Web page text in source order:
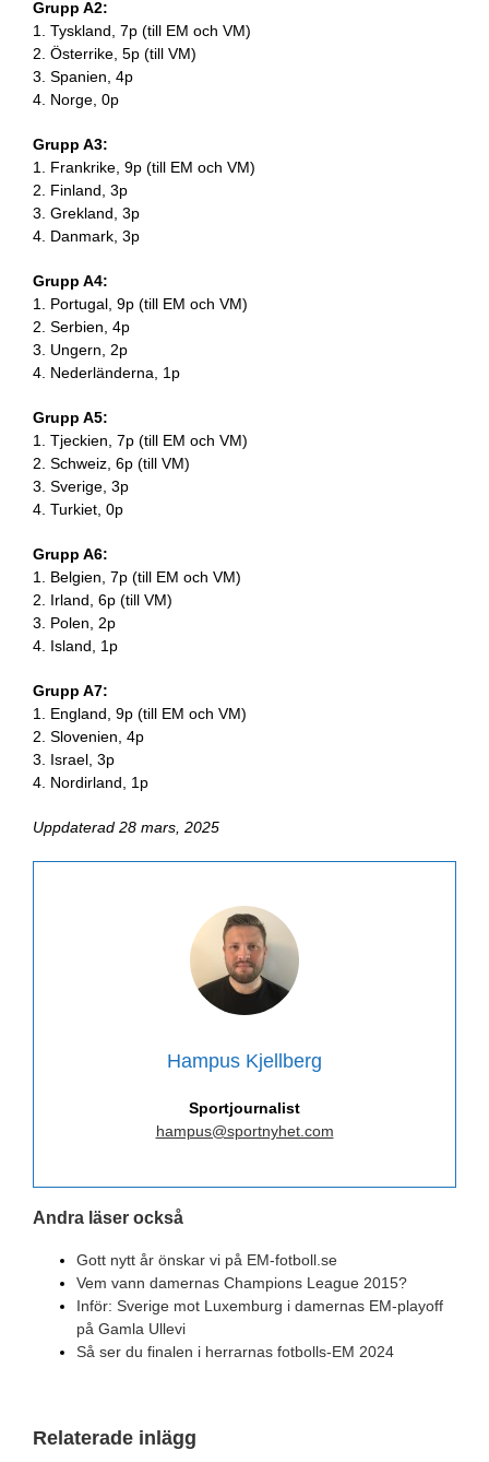
Grupp A2:
1. Tyskland, 7p (till EM och VM)
2. Österrike, 5p (till VM)
3. Spanien, 4p
4. Norge, 0p
Grupp A3:
1. Frankrike, 9p (till EM och VM)
2. Finland, 3p
3. Grekland, 3p
4. Danmark, 3p
Grupp A4:
1. Portugal, 9p (till EM och VM)
2. Serbien, 4p
3. Ungern, 2p
4. Nederländerna, 1p
Grupp A5:
1. Tjeckien, 7p (till EM och VM)
2. Schweiz, 6p (till VM)
3. Sverige, 3p
4. Turkiet, 0p
Grupp A6:
1. Belgien, 7p (till EM och VM)
2. Irland, 6p (till VM)
3. Polen, 2p
4. Island, 1p
Grupp A7:
1. England, 9p (till EM och VM)
2. Slovenien, 4p
3. Israel, 3p
4. Nordirland, 1p
Uppdaterad 28 mars, 2025
Hampus Kjellberg
Sportjournalist
hampus@sportnyhet.com
Andra läser också
Gott nytt år önskar vi på EM-fotboll.se
Vem vann damernas Champions League 2015?
Inför: Sverige mot Luxemburg i damernas EM-playoff
på Gamla Ullevi
Så ser du finalen i herrarnas fotbolls-EM 2024
Relaterade inlägg